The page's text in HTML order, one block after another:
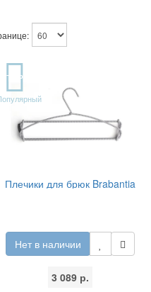
TOP
Плечики для брюк Brabantia
Нет в наличии
3 089 р.